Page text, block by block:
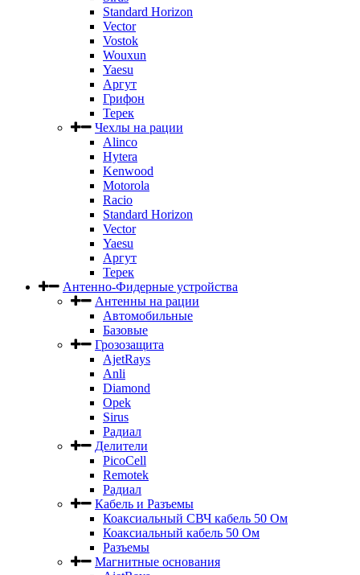
Standard Horizon
Vector
Vostok
Wouxun
Yaesu
Аргут
Грифон
Терек
Чехлы на рации
Alinco
Hytera
Kenwood
Motorola
Racio
Standard Horizon
Vector
Yaesu
Аргут
Терек
Антенно-Фидерные устройства
Антенны на рации
Автомобильные
Базовые
Грозозащита
AjetRays
Anli
Diamond
Opek
Sirus
Радиал
Делители
PicoCell
Remotek
Радиал
Кабель и Разъемы
Коаксиальный СВЧ кабель 50 Ом
Коаксиальный кабель 50 Ом
Разъемы
Магнитные основания